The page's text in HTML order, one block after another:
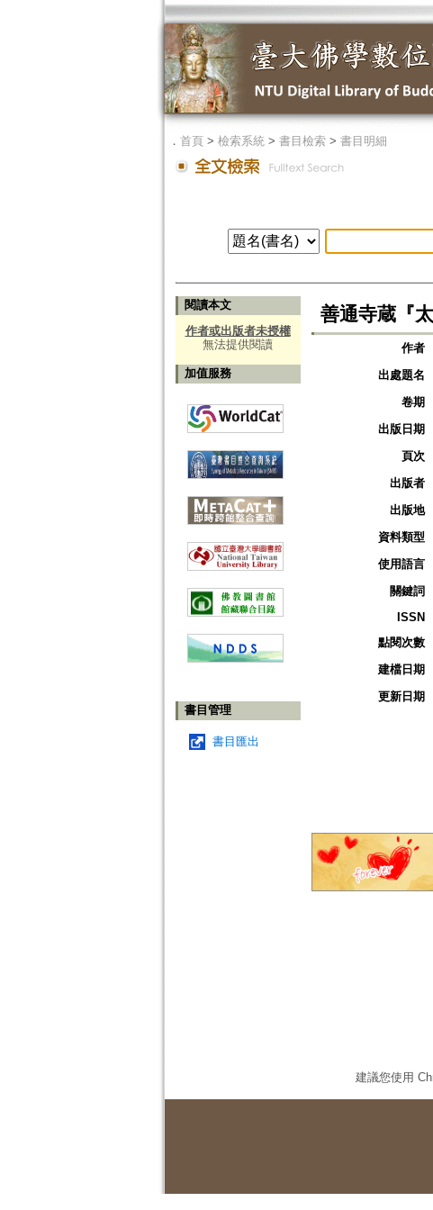
． 首頁> 檢索系統> 書目檢索> 書目明細
閱讀本文
作者或出版者未授權
無法提供閱讀
加值服務
書目管理
書目匯出
善通寺蔵『
作者
出處題名
卷期
出版日期
頁次
出版者
出版地
資料類型
使用語言
關鍵詞
ISSN
點閱次數
建檔日期
更新日期
建議您使用